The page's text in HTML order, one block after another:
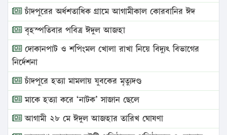
চাঁদপুরের অর্ধশতাধিক গ্রামে আগামীকাল কোরবানির ঈদ
বৃহস্পতিবার পবিত্র ঈদুল আজহা
দোকানপাট ও শপিংমল খোলা রাখা নিয়ে বিদ্যুৎ বিভাগের
নির্দেশনা
চাঁদপুরে হত্যা মামলায় যুবকের মৃত্যুদণ্ড
মাকে হত্যা করে ‘নাটক’ সাজান ছেলে
আগামী ২৮ মে ঈদুল আজহার তারিখ ঘোষণা